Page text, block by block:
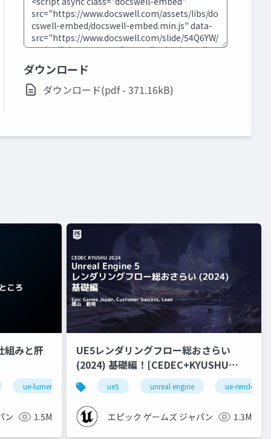
ダウンロード
ダウンロード(pdf - 371.16kB)
みと肝
ue-lumen
ン 1.5M
UE5レンダリングフロー総おさらい
(2024) 基礎編！[CEDEC+KYUSHU
2024] ue5 unreal engine ue-rendering
エピック ゲームズ ジャパン 1.3M